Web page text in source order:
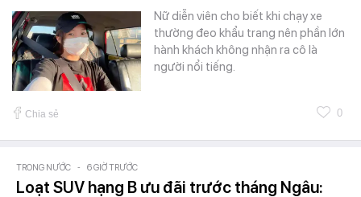
Nữ diễn viên cho biết khi chạy xe
thường đeo khẩu trang nên phần lớn
hành khách không nhận ra cô là
người nổi tiếng.
Chia sẻ 0
TRONG NƯỚC - 6 GIỜ TRƯỚC
Loạt SUV hạng B ưu đãi trước tháng Ngâu: